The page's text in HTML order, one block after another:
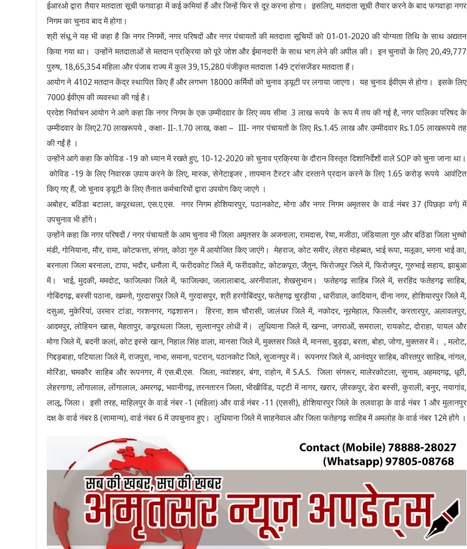
ईआरओ द्वारा तैयार मतदाता सूची फगवाड़ा में कई कमियां हैं और जिन्हें फिर से दूर करना होगा। इसलिए, मतदाता सूची तैयार करने के बाद फगवाड़ा नगर
निगम का चुनाव बाद में होगा।
श्री संधू ने यह भी कहा है कि नगर निगमों, नगर परिषदों और नगर पंचायतों की मतदाता सूचियों को 01-01-2020 की योग्यता तिथि के साथ अद्यतन
किया गया था। उन्होंने मतदाताओं से मतदान प्रक्रिया को पूरे जोश और ईमानदारी के साथ भाग लेने की अपील की। इन चुनावों के लिए 20,49,777
पुरुष, 18,65,354 महिला और पंजाब राज्य में कुल 39,15,280 पंजीकृत मतदाता 149 ट्रांसजेंडर मतदाता हैं।
आयोग ने 4102 मतदान केंद्र स्थापित किए हैं और लगभग 18000 कर्मियों को चुनाव ड्यूटी पर लगाया जाएगा। यह चुनाव ईवीएम से होगा। इसके लिए
7000 ईवीएम की व्यवस्था की गई है।
प्रदेश निर्वाचन आयोग ने आगे कहा कि नगर निगम के एक उम्मीदवार के लिए व्यय सीमा 3 लाख रूपये के रूप में तय की गई है, नगर पालिका परिषद के
उम्मीदवार के लिए2.70 लाखरूपये , कक्षा- II-.1.70 लाख, कक्षा – III- नगर पंचायतों के लिए Rs.1.45 लाख और उम्मीदवार Rs.1.05 लाखरूपये तह
की गईं है ।
उन्होंने आगे कहा कि कोविड -19 को ध्यान में रखते हुए, 10-12-2020 को चुनाव प्रक्रिया के दौरान विस्तृत दिशानिर्देशों वाले SOP को चुना जाना था।
कोविड -19 के लिए निवारक उपाय करने के लिए, मास्क, सेनेटाइजर , तापमान टैस्टर और दस्ताने प्रदान करने के लिए 1.65 करोड़ रूपये आवंटित
किए गए हैं, जो चुनाव ड्यूटी के लिए तैनात कर्मचारियों द्वारा उपयोग किए जाएगे ।
अबोहर, बठिंडा बटाला, कपूरथला, एस.ए.एस. नगर निगम होशियारपुर, पठानकोट, मोगा और नगर निगम अमृतसर के वार्ड नंबर 37 (पिछड़ा वर्ग) में
उपचुनाव भी होंगे।
उन्होंने कहा कि नगर परिषदों / नगर पंचायतों के आम चुनाव भी जिला अमृतसर के अजनाला, रामदास, रेया, मजीठा, जंडियाला गुरु और बठिंडा जिला भुच्चो
मंडी, गोनियाना, मौर, रामा, कोटफत्ता, संगत, कोठा गुरु में आयोजित किए जाएंगे। मेहराज, कोट समीर, लेहरा मोहब्बत, भाई रूपा, मलूका, भगना भाई का,
बरनाला जिला बरनाला, टापा, भदौर, धनौला में, फरीदकोट जिले में, फरीदकोट, कोटकपूरा, जैतुन, फिरोजपुर जिले में, फिरोजपुर, गुरुभाई सहाय, झाबुआ
में। भाई, मुदकी, ममदोट, फाजिल्का जिले में, फाजिल्का, जलालाबाद, अरनीवाला, शेखसुभान। फतेहगढ़ साहिब जिले में, सरहिंद फतेहगढ़ साहिब,
गोबिंदगढ़, बस्सी पठाना, खमनो, गुरदासपुर जिले में, गुरदासपुर, श्री हरगोबिंदपुर, फतेहगढ़ चुरड़ीया , धारीवाल, कादियान, दीना नगर, होशियारपुर जिले में,
दसुआ, मुकेरियां, उरमार टांडा, गरशनगर, गढ़शासन। हिरना, शाम चौरासी, जालंधर जिले में, नकोदर, नूरमेहाल, फिल्लौर, करतारपुर, अलावलपुर,
आदमपुर, लोहियन खास, मेहतापुर, कपूरथला जिला, सुल्तानपुर लोधी में। लुधियाना जिले में, खन्ना, जगराओं, समराला, रायकोट, दोराहा, पायल और
मोगा जिले में, बदनी कलां, कोट इस्से खान, निहाल सिंह वाला, मानसा जिले में, मुक्तसर जिले में, मानसा, बुड्ढा, बरता, बोहा, जोगा, मुक्तसर में। , मलोट,
गिद्दड़बाहा, पटियाला जिले में, राजपुरा, नाभा, समाना, पटरान, पठानकोट जिले, सुजानपुर में। रूपनगर जिले में, आनंदपुर साहिब, कीरतपुर साहिब, नांगल,
मोरिंडा, चमकौर साहिब और रूपनगर, में एस.बी.एस. जिला, नवांशहर, बंगा, राहोन, में S.A.S. जिला संगरूर, मालेरकोटला, सुनाम, अहमदगढ़, धूरी,
लेहरगागा, लोंगालाल, लोंगालाल, अमरगढ़, भवानीगढ़, तरनतारन जिला, भीखीविंड, पट्टी में नागर, खरार, ज़ीरकपुर, डेरा बस्सी, कुराली, बनुर, नयागांव,
लालू, जिला। इसी तरह, माहिलपुर के वार्ड नंबर -1 (महिला) और वार्ड नंबर -11 (एससी), होशियारपुर जिले के तलवाड़ा के वार्ड नंबर 1 और मुलानपुर
दक्ष के वार्ड नंबर 8 (सामान्य), वार्ड नंबर 6 में उपचुनाव हुए। लुधियाना जिले में साहनेवाल और जिला फतेहगढ़ साहिब में अमलोह के वार्ड नंबर 12मे होंगे ।